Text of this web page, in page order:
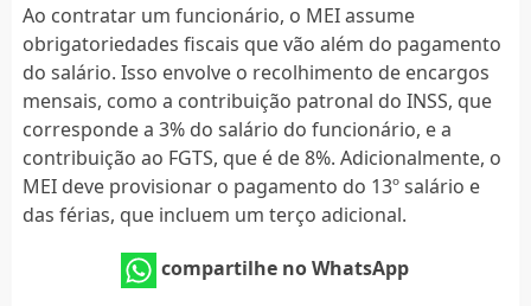
Ao contratar um funcionário, o MEI assume
obrigatoriedades fiscais que vão além do pagamento
do salário. Isso envolve o recolhimento de encargos
mensais, como a contribuição patronal do INSS, que
corresponde a 3% do salário do funcionário, e a
contribuição ao FGTS, que é de 8%. Adicionalmente, o
MEI deve provisionar o pagamento do 13º salário e
das férias, que incluem um terço adicional.
compartilhe no WhatsApp